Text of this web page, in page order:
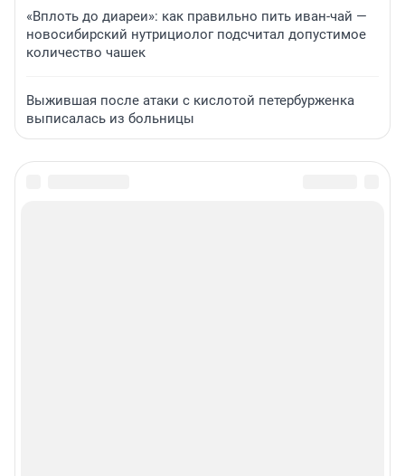
«Вплоть до диареи»: как правильно пить иван-чай —
новосибирский нутрициолог подсчитал допустимое
количество чашек
Выжившая после атаки с кислотой петербурженка
выписалась из больницы